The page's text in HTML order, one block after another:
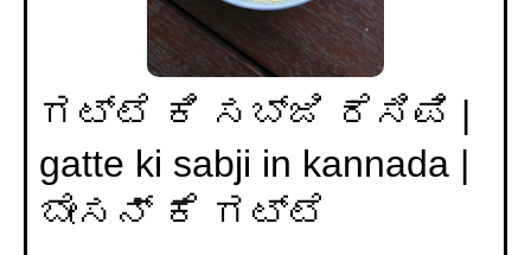
ಗಟ್ಟೆ ಕಿ ಸಬ್ಜಿ ರೆಸಿಪಿ |
gatte ki sabji in kannada |
ಬೇಸನ್ ಕೆ ಗಟ್ಟೆ